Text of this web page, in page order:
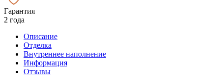
Гарантия
2 года
Описание
Отделка
Внутреннее наполнение
Информация
Отзывы